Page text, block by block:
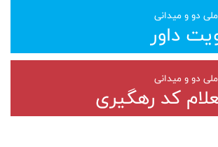
دو و میدانی
داور
دو و میدانی
کد رهگیری